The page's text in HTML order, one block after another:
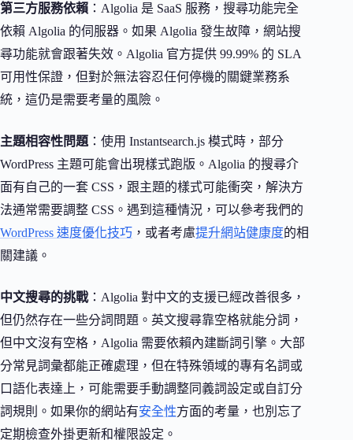
第三方服務依賴 ：Algolia 是 SaaS 服務，搜尋功能完全
依賴 Algolia 的伺服器。如果 Algolia 發生故障，網站搜
尋功能就會跟著失效。Algolia 官方提供 99.99% 的 SLA
可用性保證，但對於無法容忍任何停機的關鍵業務系
統，這仍是需要考量的風險。
主題相容性問題 ：使用 Instantsearch.js 模式時，部分
WordPress 主題可能會出現樣式跑版。Algolia 的搜尋介
面有自己的一套 CSS，跟主題的樣式可能衝突，解決方
法通常需要調整 CSS。遇到這種情況，可以參考我們的
WordPress 速度優化技巧 ，或者考慮提升網站健康度的相
關建議。
中文搜尋的挑戰：Algolia 對中文的支援已經改善很多，
但仍然存在一些分詞問題。英文搜尋靠空格就能分詞，
但中文沒有空格，Algolia 需要依賴內建斷詞引擎。大部
分常見詞彙都能正確處理，但在特殊領域的專有名詞或
口語化表達上，可能需要手動調整同義詞設定或自訂分
詞規則。如果你的網站有安全性方面的考量，也別忘了
定期檢查外掛更新和權限設定。